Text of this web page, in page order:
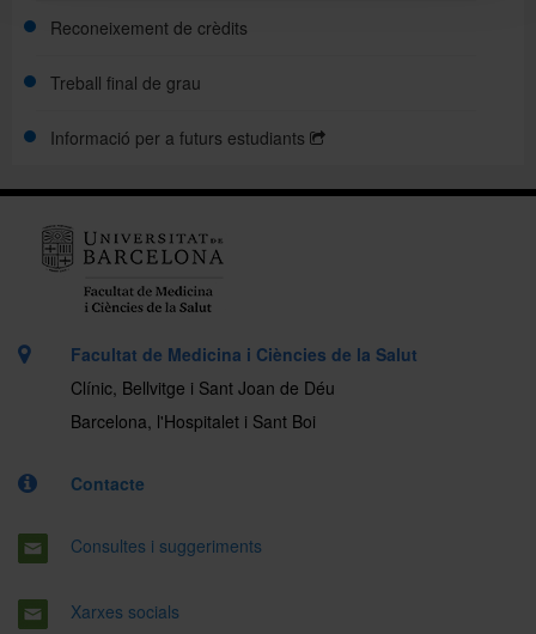
Reconeixement de crèdits
Treball final de grau
Informació per a futurs estudiants
Facultat de Medicina i Ciències de la Salut
Clínic, Bellvitge i Sant Joan de Déu
Barcelona, l'Hospitalet i Sant Boi
Contacte
Consultes i suggeriments
Xarxes socials